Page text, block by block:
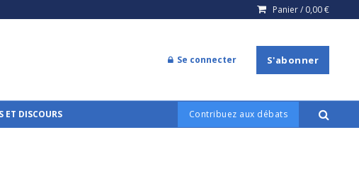
Panier / 0,00€
Se connecter S'abonner
ET DISCOURS Contribuez aux débats